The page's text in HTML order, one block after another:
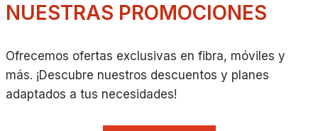
NUESTRAS PROMOCIONES
Ofrecemos ofertas exclusivas en fibra, móviles y
más. ¡Descubre nuestros descuentos y planes
adaptados a tus necesidades!